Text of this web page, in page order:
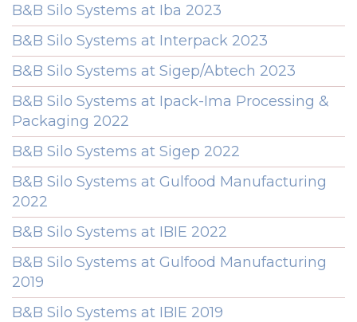
B&B Silo Systems at Iba 2023
B&B Silo Systems at Interpack 2023
B&B Silo Systems at Sigep/Abtech 2023
B&B Silo Systems at Ipack-Ima Processing &
Packaging 2022
B&B Silo Systems at Sigep 2022
B&B Silo Systems at Gulfood Manufacturing
2022
B&B Silo Systems at IBIE 2022
B&B Silo Systems at Gulfood Manufacturing
2019
B&B Silo Systems at IBIE 2019